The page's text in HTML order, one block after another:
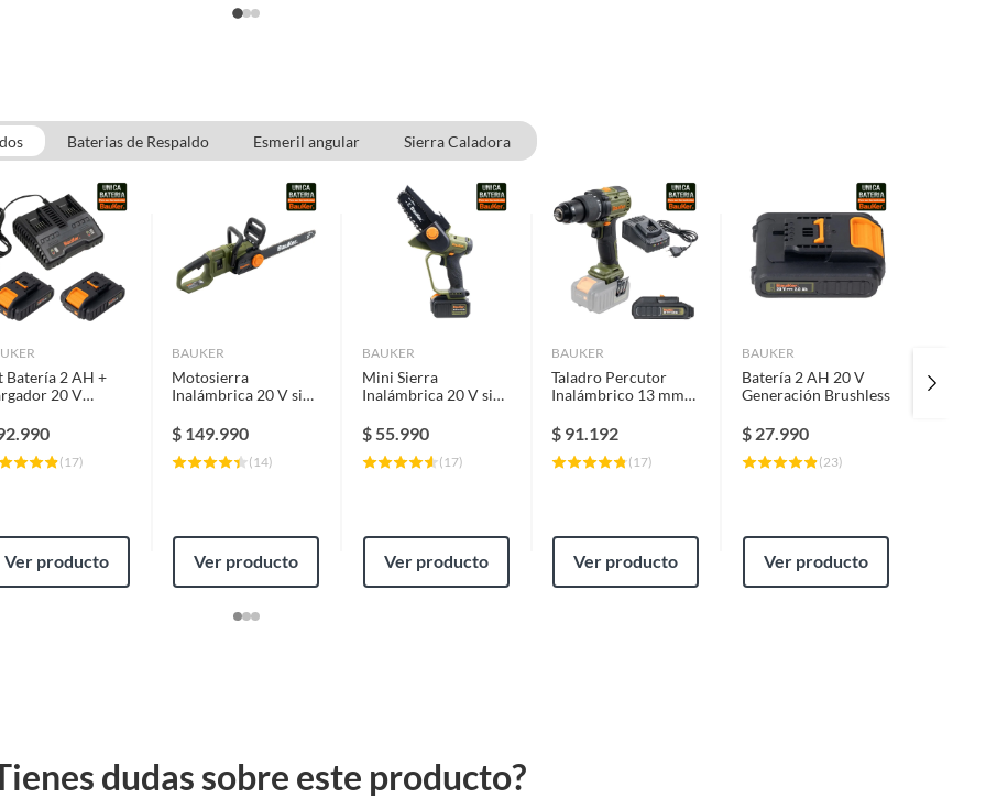
evita el arranque accidental；LED para una mejor
Baterias de Respaldo Esmeril angular Sierra Caladora
Batería 2 AH +
20 V
( 17)
Ver producto
BAUKER
Motosierra
Inalámbrica 20 V sin
$ 149.990
( 14)
Ver producto
BAUKER
Mini Sierra
Inalámbrica 20 V sin
$ 55.990
( 17)
Ver producto
BAUKER
Taladro Percutor
Inalámbrico 13 mm
Batería 2AH +
Cargador
$ 91.192
( 17)
Ver producto
BAUKER
Batería 2 AH 20 V
Generación Brushless
$ 27.990
(23)
Ver producto
Sierra
dudas sobre este producto?